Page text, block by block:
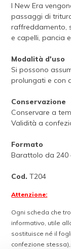
I New Era
passaggi di
raffreddamento,
e capelli, pancia
Modalità d'uso
Si possono
prolungati e con
Conservazione
Conservare a
Validità a
Formato
Barattolo da 240
Cod. T204
Attenzione:
Ogni scheda che
informativo, utile
sostituisce né il
confezione